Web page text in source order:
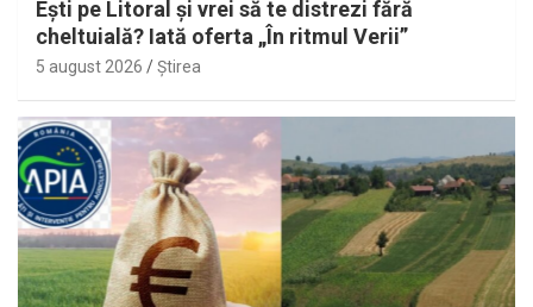
Eşti pe Litoral şi vrei să te distrezi fără
cheltuială? Iată oferta „În ritmul Verii”
5 august 2026 Ştirea